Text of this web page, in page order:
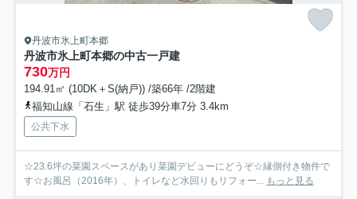
丹波市氷上町本郷
丹波市氷上町本郷の中古一戸建
730万円
194.91㎡ (10DK＋S(納戸)) /築66年 /2階建
福知山線「石生」駅 徒歩39分車7分 3.4km
公共下水
☆23.6坪の菜園スペースがあり菜園デビューにどうぞ☆縁側付き物件で
す☆お風呂（2016年）、トイレなど水回りもリフォー... もっと見る